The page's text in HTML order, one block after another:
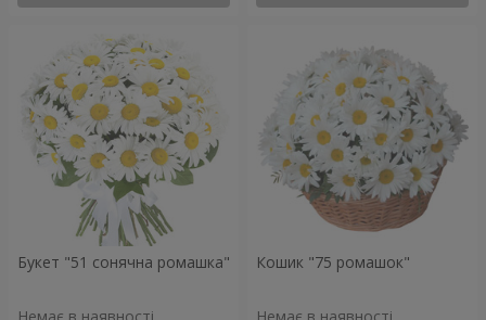
Букет "51 сонячна ромашка" Кошик "75 ромашок"